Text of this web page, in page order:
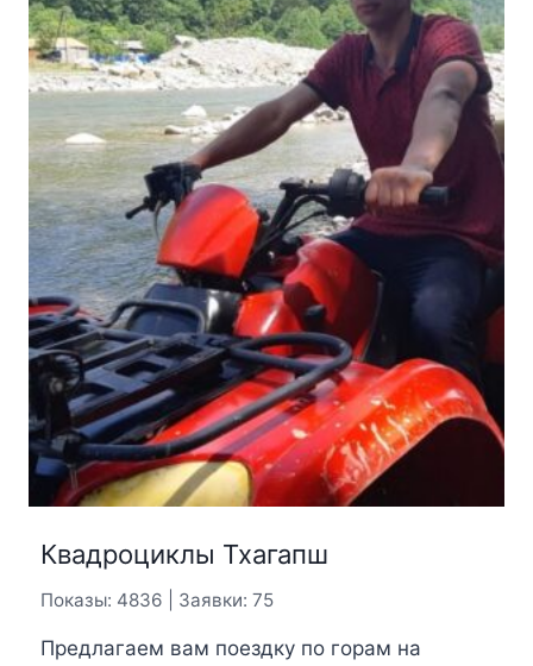
Квадроциклы Тхагапш
Показы: 4836 | Заявки: 75
Предлагаем вам поездку по горам на